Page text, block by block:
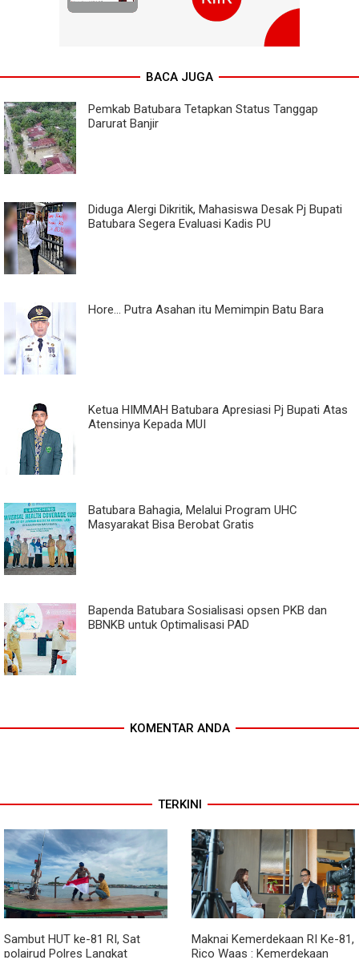
BACA JUGA
Pemkab Batubara Tetapkan Status Tanggap
Darurat Banjir
Diduga Alergi Dikritik, Mahasiswa Desak Pj Bupati
Batubara Segera Evaluasi Kadis PU
Hore... Putra Asahan itu Memimpin Batu Bara
Ketua HIMMAH Batubara Apresiasi Pj Bupati Atas
Atensinya Kepada MUI
Batubara Bahagia, Melalui Program UHC
Masyarakat Bisa Berobat Gratis
Bapenda Batubara Sosialisasi opsen PKB dan
BBNKB untuk Optimalisasi PAD
KOMENTAR ANDA
TERKINI
Sambut HUT ke-81 RI, Sat
polairud Polres Langkat
Maknai Kemerdekaan RI Ke-81,
Rico Waas : Kemerdekaan